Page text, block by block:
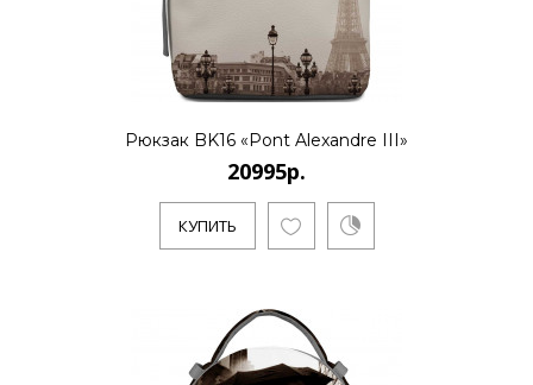
Рюкзак BK16 «Pont Alexandre III»
20995р.
КУПИТЬ